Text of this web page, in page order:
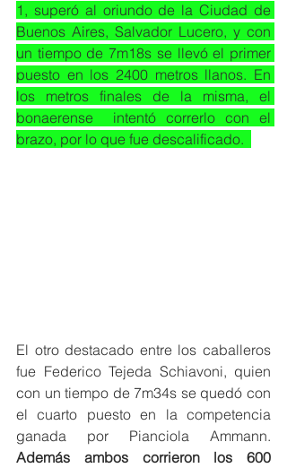
1, superó al oriundo de la Ciudad de
Buenos Aires, Salvador Lucero, y con
un tiempo de 7m18s se llevó el primer
puesto en los 2400 metros llanos. En
los metros finales de la misma, el
bonaerense  intentó correrlo con el
brazo, por lo que fue descalificado.
El otro destacado entre los caballeros
fue Federico Tejeda Schiavoni, quien
con un tiempo de 7m34s se quedó con
el cuarto puesto en la competencia
Además ambos corrieron los 600